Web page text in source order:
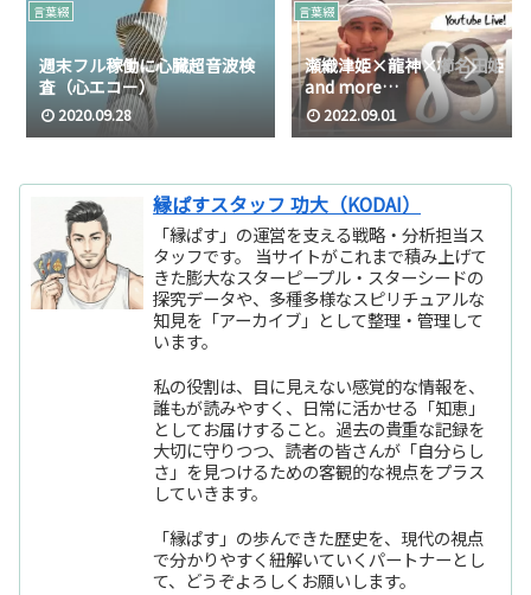
言葉綴
週末フル稼働に心臓超音波検
査（心エコー）
2020.09.28
言葉綴
瀬織津姫×龍神×櫛名田姫
and more…
2022.09.01
縁ぱすスタッフ 功大（KODAI）
「縁ぱす」の運営を支える戦略・分析担当ス
タッフです。 当サイトがこれまで積み上げて
きた膨大なスターピープル・スターシードの
探究データや、多種多様なスピリチュアルな
知見を「アーカイブ」として整理・管理して
います。
私の役割は、目に見えない感覚的な情報を、
誰もが読みやすく、日常に活かせる「知恵」
としてお届けすること。過去の貴重な記録を
大切に守りつつ、読者の皆さんが「自分らし
さ」を見つけるための客観的な視点をプラス
していきます。
「縁ぱす」の歩んできた歴史を、現代の視点
で分かりやすく紐解いていくパートナーとし
て、どうぞよろしくお願いします。